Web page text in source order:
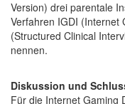
Version) drei parentale
Verfahren IGDI (Internet
(Structured Clinical
nennen.
Diskussion und
Für die Internet Gaming